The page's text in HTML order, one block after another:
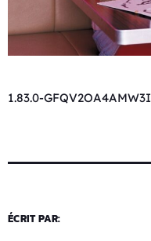
1.83.0-
ÉCRIT PAR: